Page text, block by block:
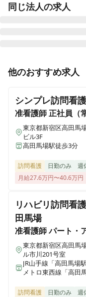
同じ法人の求人
兵庫県尼崎市武庫之荘東二
訪問看護ステーショ
兵庫県西宮市甲子園口四丁
訪問看護ステーショ
高知県南国市大そね乙1295-
訪問看護ステーショ
他のおすすめ求人
シンプレ訪問看
准看護師正社員（
東京都新宿区高田馬
ビル3F
高田馬場駅徒歩3分
訪問看護 日勤のみ 週
月給27.6万円〜40.6万円
リハビリ訪問看
田馬場
准看護師パート・
東京都新宿区高田馬
ル市川201号室
JR山手線「高田馬場
メトロ東西線「高田
徒歩9分
訪問看護 日勤のみ 週